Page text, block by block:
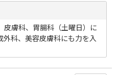
膚科、胃腸科（土曜日）に
科、美容皮膚科にも力を入